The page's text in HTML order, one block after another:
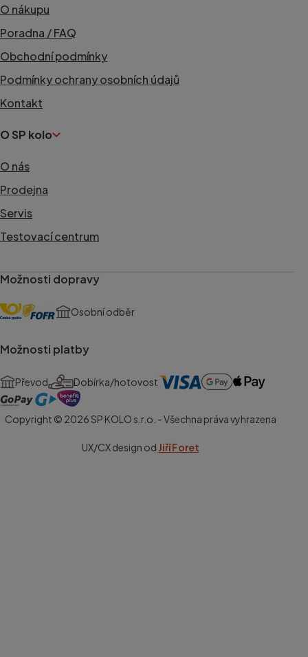
O nákupu
Poradna / FAQ
Obchodní podmínky
Podmínky ochrany osobních údajů
Kontakt
O SP kolo
O nás
Prodejna
Servis
Testovací centrum
Možnosti dopravy
Osobní odběr
Možnosti platby
Převod Dobírka/hotovost
Copyright © 2026 SP KOLO s.r.o. - Všechna práva vyhrazena
UX/CX design od Jiří Foret